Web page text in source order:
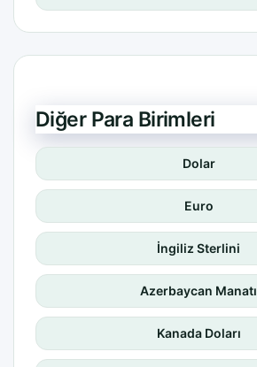
Diğer Para Birimleri
Dolar
Euro
İngiliz Sterlini
Azerbaycan Manatı
Kanada Doları